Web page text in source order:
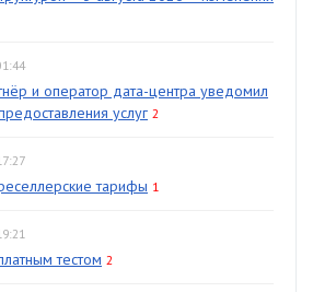
и оператор дата-центра уведомил
услуг 2
тарифы 1
тестом 2